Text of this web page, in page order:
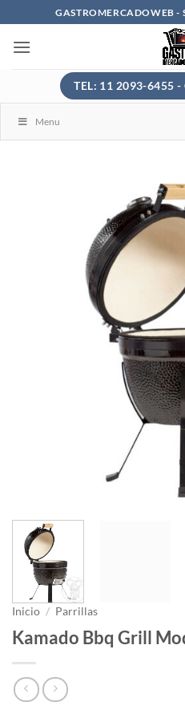
al
contenido
GASTROMERCADOWEB -
TEL: 11 2093-6455 -
Menu
Inicio / Parrillas
Kamado Bbq Grill